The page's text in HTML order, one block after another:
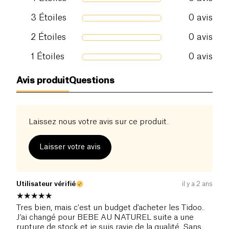
d'une technologie de canaux avancée qui offre
jusqu'à 12 heures de protection anti-fuite,
De plus, untémoin d'humiditéinnovant change de
couleur au contact de l'urine, permettant aux
couche.
En choisissant les couches écologiques de Tidoo,
FSC et Nordic Swan
, les parents adoptent une
initiative soutient non seulement des pratiques de
production durable, mais contribue également à
Tidoo envers un avenir plus vert et plus juste pour
tous.
3 Étoiles 0 avis
2 Étoiles 0 avis
1 Étoiles 0 avis
Avis produitQuestions
Laissez nous votre avis sur ce produit.
Laisser votre avis
Utilisateur vérifié il y a 2 ans
Tres bien, mais c'est un budget d'acheter les Tidoo..
J'ai changé pour BEBE AU NATUREL suite a une
rupture de stock et je suis ravie de la qualité. Sans